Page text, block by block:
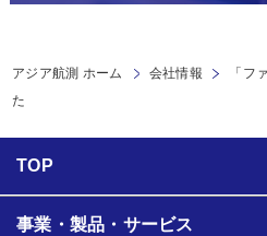
アジア航測 ホーム 会社情報
「フ
た
TOP
事業・製品・サービス